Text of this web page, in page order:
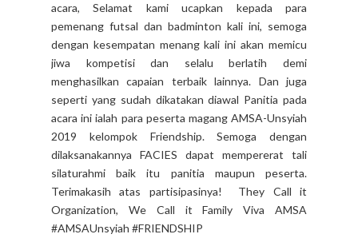
acara, Selamat kami ucapkan kepada para
pemenang futsal dan badminton kali ini, semoga
dengan kesempatan menang kali ini akan memicu
jiwa kompetisi dan selalu berlatih demi
menghasilkan capaian terbaik lainnya. Dan juga
seperti yang sudah dikatakan diawal Panitia pada
acara ini ialah para peserta magang AMSA-Unsyiah
2019 kelompok Friendship. Semoga dengan
dilaksanakannya FACIES dapat mempererat tali
silaturahmi baik itu panitia maupun peserta.
Terimakasih atas partisipasinya! They Call it
Organization, We Call it Family Viva AMSA
#AMSAUnsyiah #FRIENDSHIP